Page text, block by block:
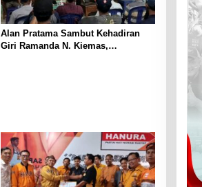
Alan Pratama Sambut Kehadiran
Giri Ramanda N. Kiemas,